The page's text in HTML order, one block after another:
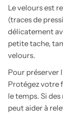
Le velours est
(traces de
délicatement
petite tache,
velours.
Pour préserver
Protégez votre
le temps. Si
peut aider à